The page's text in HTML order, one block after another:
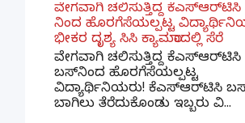
ವೇಗವಾಗಿ ಚಲಿಸುತ್ತಿದ್ದ
ನಿಂದ ಹೊರಗೆಸೆಯಲ್ಪಟ್ಟ
ಭೀಕರ ದೃಶ್ಯ ಸಿಸಿ ಕ್ಯಾಮರಾದಲ್ಲಿ ಸೆರೆ
ವೇಗವಾಗಿ ಚಲಿಸುತ್ತಿದ್ದ ಕೆಎಸ್‌ಆರ್‌ಟಿಸಿ
ಬಸ್‌ನಿಂದ ಹೊರಗೆಸೆಯಲ್ಪಟ್ಟ
ವಿದ್ಯಾರ್ಥಿನಿಯರು! ಕೆಎಸ್‌ಆರ್‌ಟಿಸಿ
ಬಾಗಿಲು ತೆರೆದುಕೊಂಡು ಇಬ್ಬರು ವಿ...